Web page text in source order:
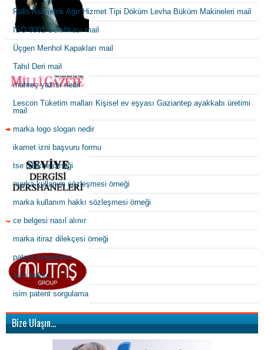
Rolls Asimetrik Ağır Hizmet Tipi Döküm Levha Büküm Makineleri mail
ISO 9001 Sertifikası mail
Üçgen Menhol Kapakları mail
Tahıl Deri mail
mahreç yazısı nedir
Lescon Tüketim malları Kişisel ev eşyası Gaziantep ayakkabı üretimi
mail
marka logo slogan nedir
ikamet izni başvuru formu
tse dilekçe örneği
marka kullanım sözleşmesi örneği
marka kullanım hakkı sözleşmesi örneği
ce belgesi nasıl alınır
marka itiraz dilekçesi örneği
patent sorgulama
isim hakkı
isim patent sorgulama
Bize Ulaşın…